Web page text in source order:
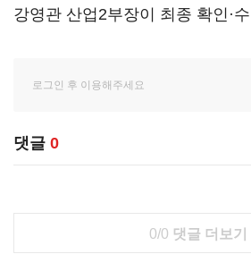
강영관 산업2부장이 최종 확인·
댓글 0
0/0 댓글 더보기